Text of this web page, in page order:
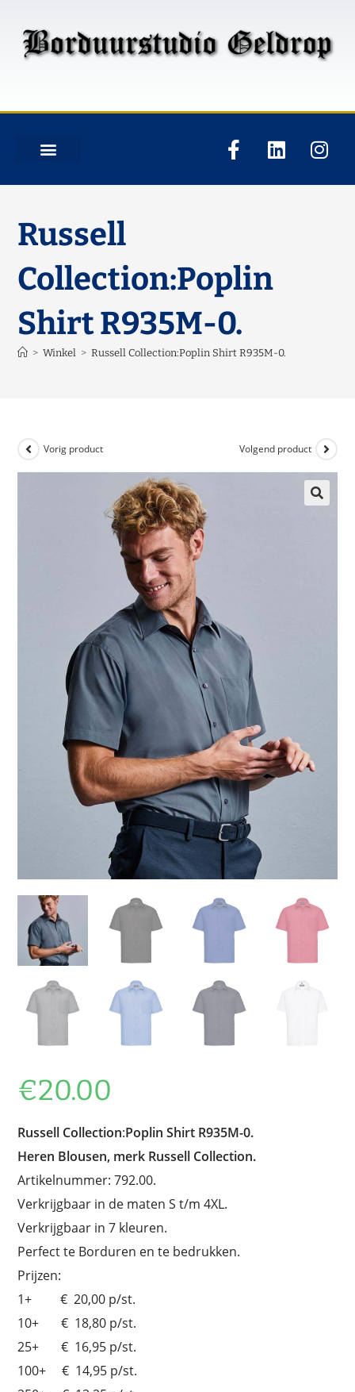
Russell
Collection:Poplin
Shirt R935M-0.
> Winkel > Russell Collection:Poplin Shirt R935M-0.
Vorig product Volgend product
€20.00
Russell Collection:Poplin Shirt R935M-0.
Heren Blousen, merk Russell Collection.
Artikelnummer: 792.00.
Verkrijgbaar in de maten S t/m 4XL.
Verkrijgbaar in 7 kleuren.
Perfect te Borduren en te bedrukken.
Prijzen:
1+ € 20,00 p/st.
10+ € 18,80 p/st.
25+ € 16,95 p/st.
100+ € 14,95 p/st.